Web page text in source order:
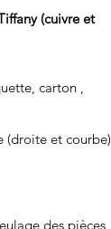
(cuivre et
carton ,
(droite et courbe)
des pièces